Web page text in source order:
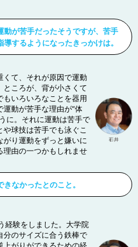
動が苦手だったそうですが、苦手
するようになったきっかけは。
くて、それが原因で運動
ころが、背が小さくて
もいろいろなことを器用
動が苦手な理由が“体
に。それに運動は苦手で
や球技は苦手でも泳ぐこ
がり運動をずっと嫌いに
理由の一つかもしれませ
なかったとのこと。
経験をしました。大学院
分のサイズに合う鉄棒で